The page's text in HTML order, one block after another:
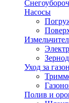
Насосы
Уход за
Полив и